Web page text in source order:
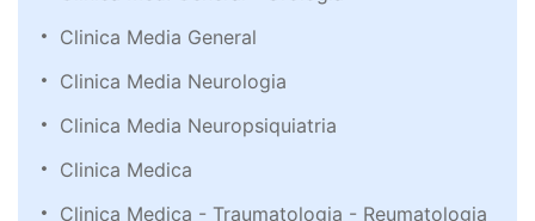
Clinica Media General
Clinica Media Neurologia
Clinica Media Neuropsiquiatria
Clinica Medica
Clinica Medica - Traumatologia - Reumatologia